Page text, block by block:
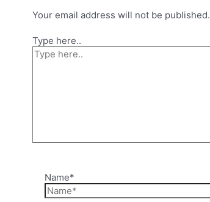
Your email address will not be published.
Type here..
Name*